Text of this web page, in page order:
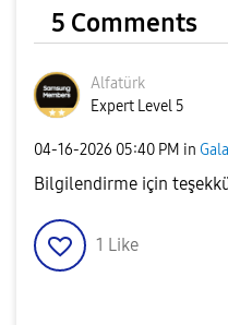
5 Comments
Alfatürk
Expert Level 5
‎04-16-2026 05:40 PM in
Bilgilendirme için
1 Like